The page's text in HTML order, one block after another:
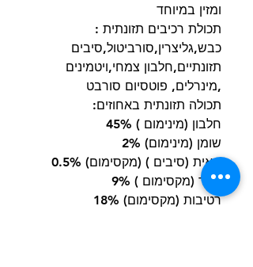
ומזין במיוחד
תכולת רכיבים תזונתית :
כבש,גליצרין,סורביטול,סיבים
תזונתיים,חלבון צמחי,ויטמינים
,מינרלים, פוטסיום סורבט
תכולה תזונתית באחוזים:
חלבון (מינימום ) 45%
שומן (מינימום) 2%
תאית (סיבים ) (מקסימום) 0.5%
אפר (מקסימום ) 9%
רטיבות (מקסימום) 18%